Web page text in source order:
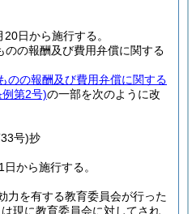
日から施行する。
の報酬及び費用弁償に関する
のの報酬及び費用弁償に関する
第2号)の一部を次のように改
号)抄
から施行する。
力を有する教育委員会が行った
現に教育委員会に対してされ